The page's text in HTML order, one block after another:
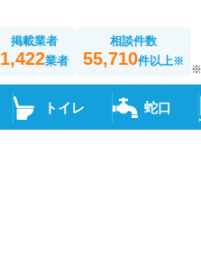
掲載業者
1,422業者
相談件数
55,710件以上※
トイレ 蛇口